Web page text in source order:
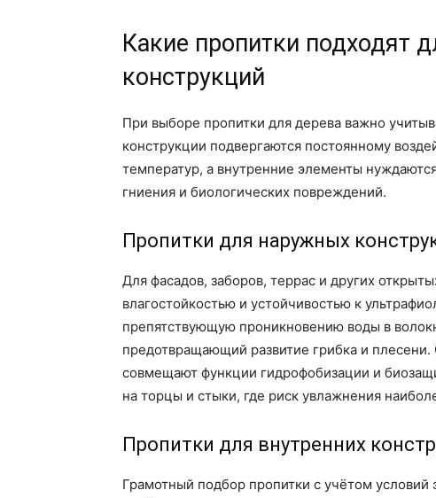
Какие пропитки подходят
конструкций
При выборе пропитки для дерева важно
конструкции подвергаются постоянному
температур, а внутренние элементы
гниения и биологических повреждений.
Пропитки для наружных
Для фасадов, заборов, террас и других
влагостойкостью и устойчивостью к
препятствующую проникновению воды в
предотвращающий развитие грибка и
совмещают функции гидрофобизации и
на торцы и стыки, где риск увлажнения
Пропитки для внутренних
Грамотный подбор пропитки с учётом условий